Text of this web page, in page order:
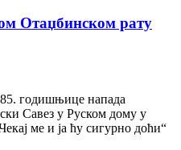
Отаџбинском рату
годишњице напада
Савез у Руском дому у
ме и ја ћу сигурно доћи“